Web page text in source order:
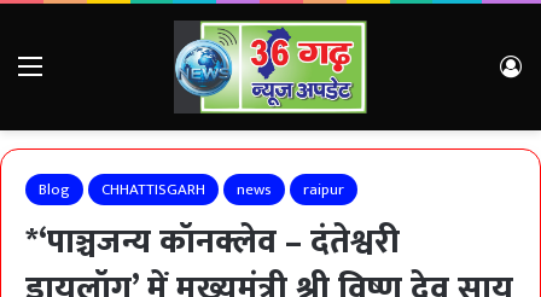
Menu
Blog CHHATTISGARH news raipur
*‘पाञ्चजन्य कॉनक्लेव – दंतेश्वरी